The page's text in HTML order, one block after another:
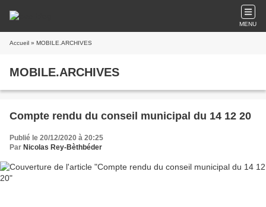
MENU
Accueil » MOBILE.ARCHIVES
MOBILE.ARCHIVES
Compte rendu du conseil municipal du 14 12 20
Publié le 20/12/2020 à 20:25
Par Nicolas Rey-Bèthbéder